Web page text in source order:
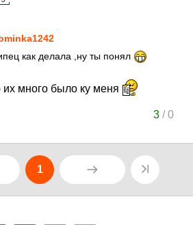
как делала ,ну ты понял
их много было ку меня
3/0
1